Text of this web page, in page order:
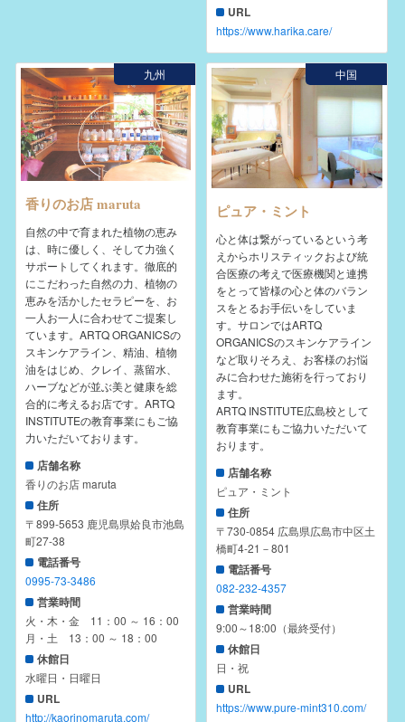
URL
https://www.harika.care/
九州
香りのお店 maruta
自然の中で育まれた植物の恵み
は、時に優しく、そして力強く
サポートしてくれます。徹底的
にこだわった自然の力、植物の
恵みを活かしたセラピーを、お
一人お一人に合わせてご提案し
ています。ARTQ ORGANICSの
スキンケアライン、精油、植物
油をはじめ、クレイ、蒸留水、
ハーブなどが並ぶ美と健康を総
合的に考えるお店です。ARTQ
INSTITUTEの教育事業にもご協
力いただいております。
店舗名称
香りのお店 maruta
住所
〒899-5653 鹿児島県姶良市池島
町27-38
電話番号
0995-73-3486
営業時間
火・木・金 11：00 ～ 16：00
月・土 13：00 ～ 18：00
休館日
水曜日・日曜日
URL
http://kaorinomaruta.com/
中国
ピュア・ミント
心と体は繋がっているという考
えからホリスティックおよび統
合医療の考えで医療機関と連携
をとって皆様の心と体のバラン
スをとるお手伝いをしていま
す。サロンではARTQ
ORGANICSのスキンケアライン
など取りそろえ、お客様のお悩
みに合わせた施術を行っており
ます。
ARTQ INSTITUTE広島校として
教育事業にもご協力いただいて
おります。
店舗名称
ピュア・ミント
住所
〒730-0854 広島県広島市中区土
橋町4-21－801
電話番号
082-232-4357
営業時間
9:00～18:00（最終受付）
休館日
日・祝
URL
https://www.pure-mint310.com/